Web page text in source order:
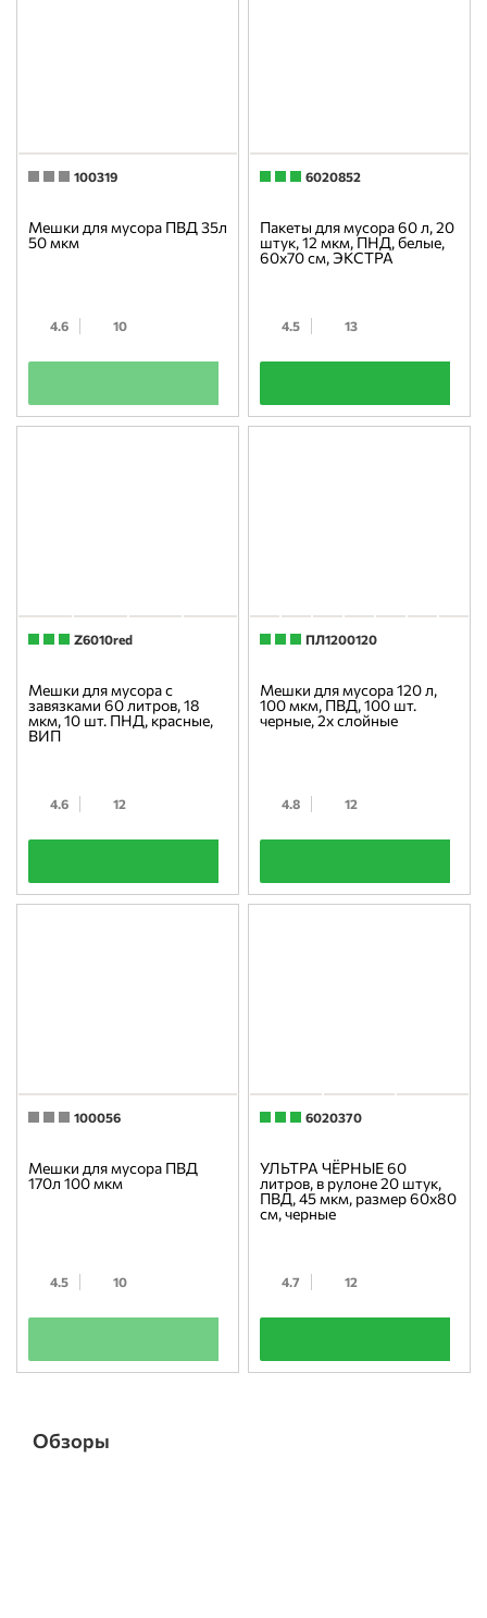
100319
Мешки для мусора ПВД 35л
50 мкм
4.6 10
6020852
Пакеты для мусора 60 л, 20
штук, 12 мкм, ПНД, белые,
60х70 см, ЭКСТРА
4.5 13
Z6010red
Мешки для мусора с
завязками 60 литров, 18
мкм, 10 шт. ПНД, красные,
ВИП
4.6 12
ПЛ1200120
Мешки для мусора 120 л,
100 мкм, ПВД, 100 шт.
черные, 2х слойные
4.8 12
100056
Мешки для мусора ПВД
170л 100 мкм
4.5 10
6020370
УЛЬТРА ЧЁРНЫЕ 60
литров, в рулоне 20 штук,
ПВД, 45 мкм, размер 60х80
см, черные
4.7 12
Обзоры